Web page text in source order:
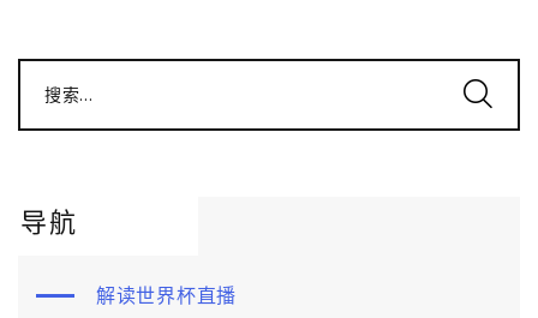
搜索...
导航
解读世界杯直播